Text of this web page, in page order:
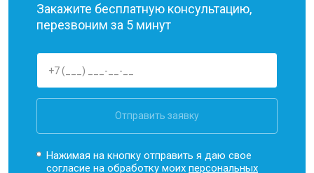
Закажите бесплатную консультацию,
перезвоним за 5 минут
Отправить заявку
Нажимая на кнопку отправить я даю свое
согласие на обработку моихперсональных